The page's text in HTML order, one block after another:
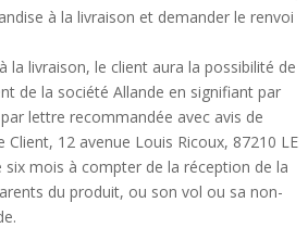
à la livraison et demander le renvoi
la livraison, le client aura la possibilité de
de la société Allande en signifiant par
lettre recommandée avec avis de
Client, 12 avenue Louis Ricoux, 87210 LE
six mois à compter de la réception de la
du produit, ou son vol ou sa non-